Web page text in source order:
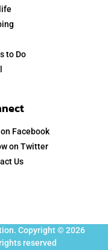
to Do
Facebook
on Twitter
Us
Copyright © 2026
reserved